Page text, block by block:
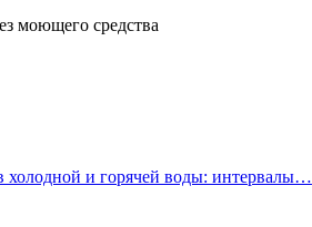
холодной и горячей воды: интервалы…